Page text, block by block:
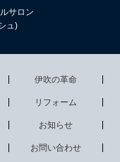
サロン
ュ)
伊吹の革命
リフォーム
お知らせ
お問い合わせ